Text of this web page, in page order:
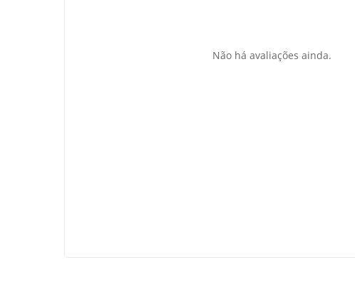
Não há avaliações ainda.